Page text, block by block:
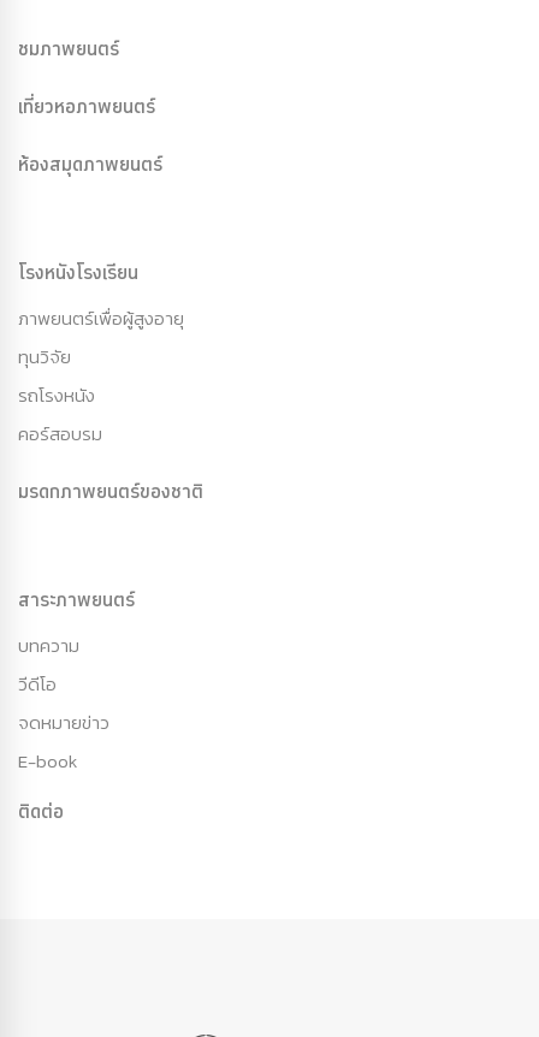
ชมภาพยนตร์
เที่ยวหอภาพยนตร์
ห้องสมุดภาพยนตร์
โรงหนังโรงเรียน
ภาพยนตร์เพื่อผู้สูงอายุ
ทุนวิจัย
รถโรงหนัง
คอร์สอบรม
มรดกภาพยนตร์ของชาติ
สาระภาพยนตร์
บทความ
วีดีโอ
จดหมายข่าว
E-book
ติดต่อ